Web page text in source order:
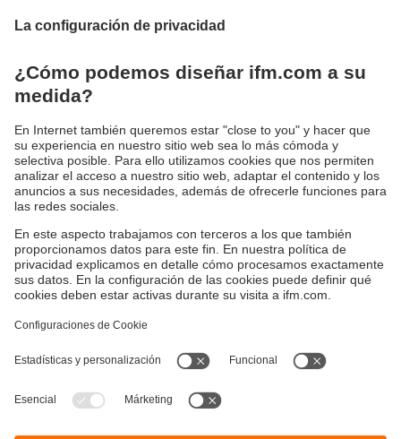
control.
Todas las soluciones se caracterizan por el uso de una
interfaz IO-Link.
de diagnóstico importante, por ejemplo, si se han
disparado los fusibles y cuáles han sido, o el sistema de
control puede activar y desactivar específicamente
componentes del sistema.
Sostenibilidad
Política de garantía
Sedes (EN)
Política de privacidad
Cookies
ifm electronic s.r.l.
Lola Mora 421